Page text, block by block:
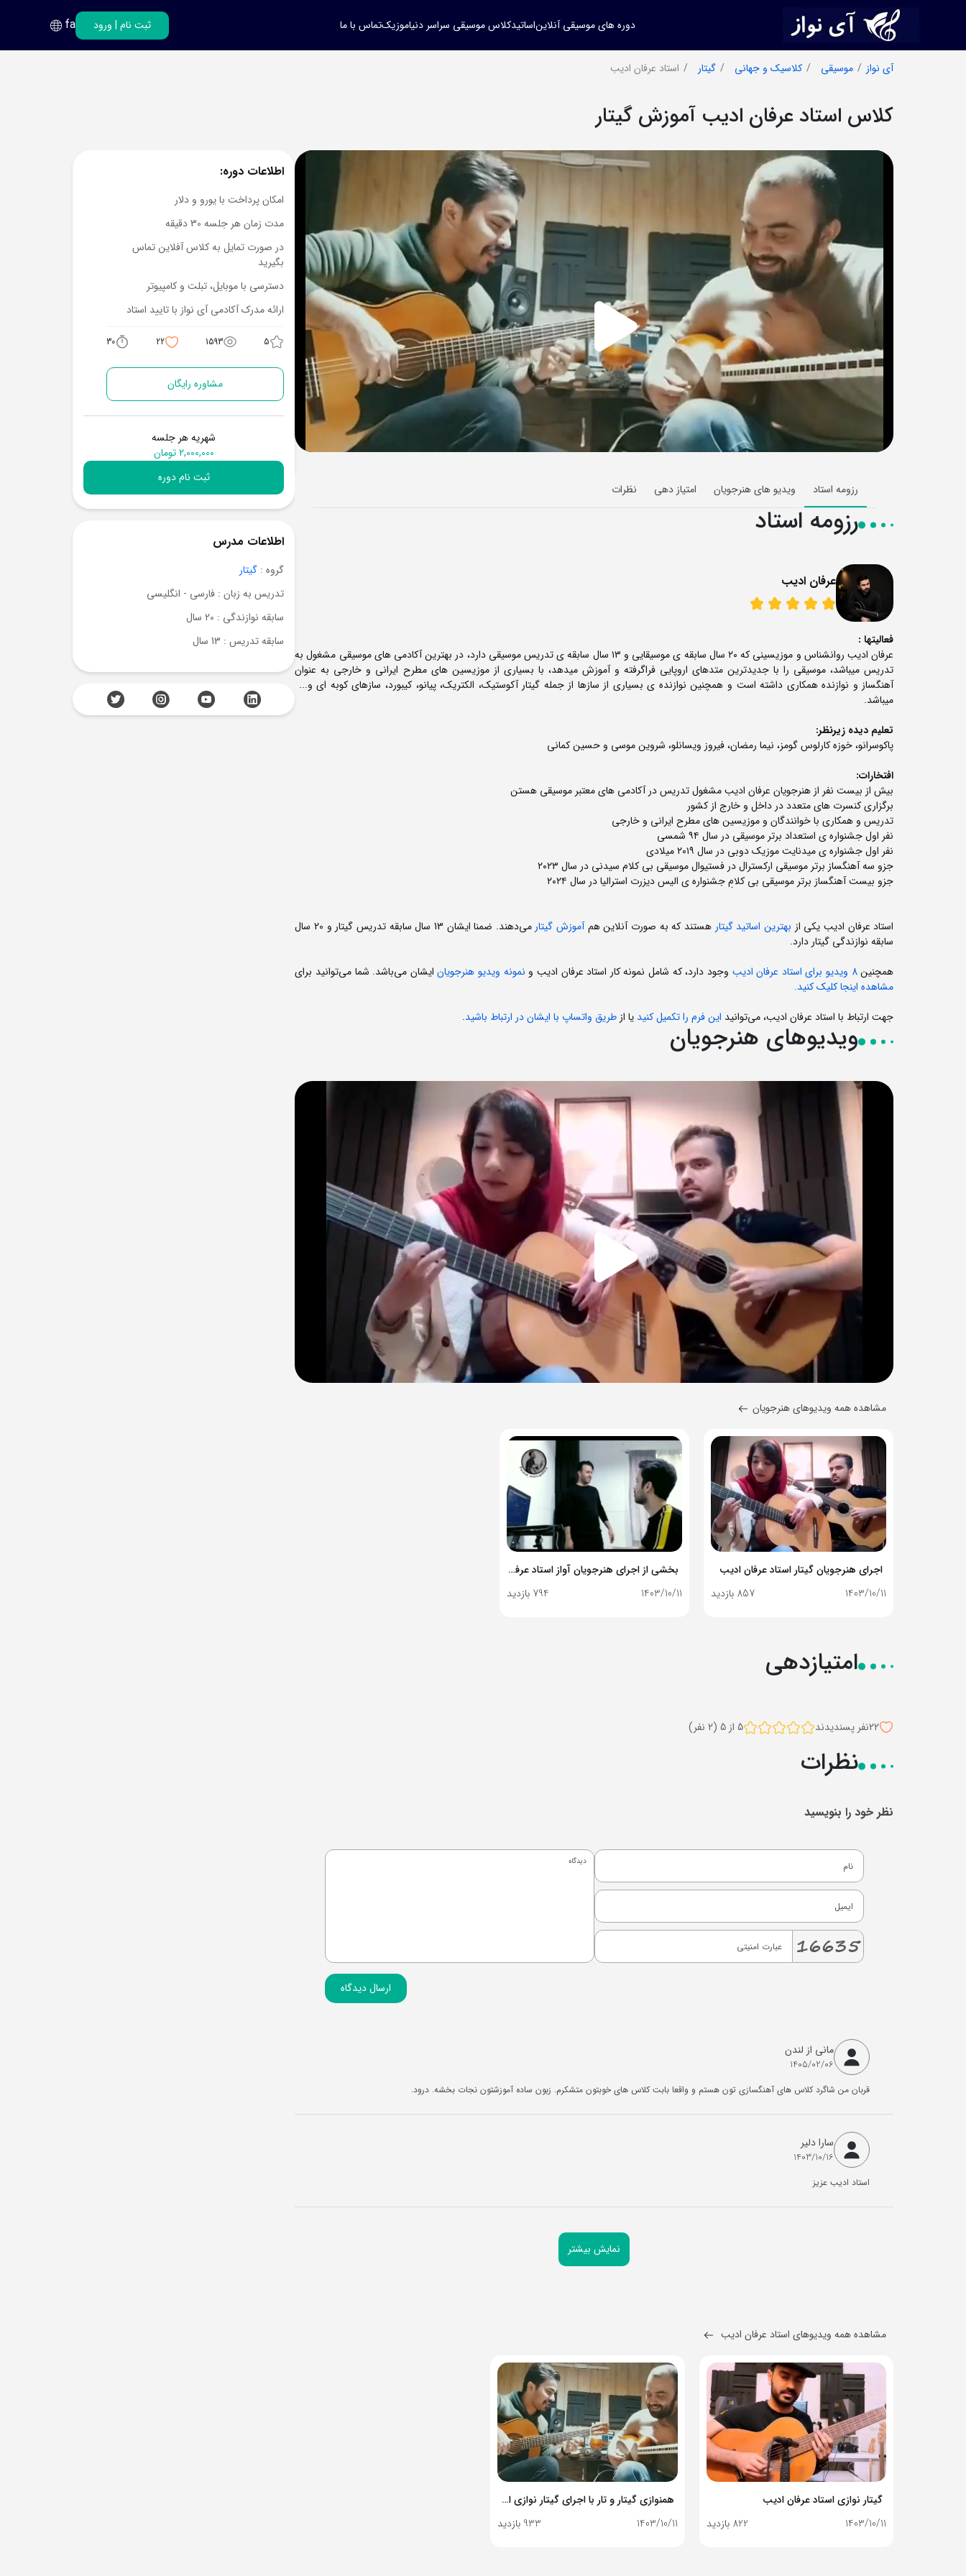
دوره های موسیقی آنلایناساتیدکلاس موسیقی سراسر دنیاموزیکتماس با ما ثبت نام | ورود
فارسی
انگلیسی
fa
آی نواز موسیقی کلاسیک و جهانی گیتار استاد عرفان ادیب
کلاس استاد عرفان ادیب آموزش گیتار
رزومه استاد ویدیو های هنرجویان امتیاز دهی نظرات
رزومه استاد
عرفان ادیب
فعالیتها :
عرفان ادیب روانشناس و موزیسینی که ۲٠ سال سابقه ی موسیقایی و ۱۳ سال سابقه ی تدریس موسیقی دارد، در بهترین آکادمی های موسیقی مشغول به
تدریس میباشد، موسیقی را با جدیدترین متدهای اروپایی فراگرفته و آموزش میدهد، با بسیاری از موزیسین های مطرح ایرانی و خارجی به عنوان
آهنگساز و نوازنده همکاری داشته است و همچنین نوازنده ی بسیاری از سازها از جمله گیتار آکوستیک، الکتریک، پیانو، کیبورد، سازهای کوبه ای و...
میباشد.
تعلیم دیده زیرنظر:
پاکوسرانو، خوزه کارلوس گومز، نیما رمضان، فیروز ویسانلو، شروین موسی و حسین کمانی
افتخارات:
بیش از بیست نفر از هنرجویان عرفان ادیب مشغول تدریس در آکادمی های معتبر موسیقی هستن
برگزاری کنسرت های متعدد در داخل و خارج از کشور
تدریس و همکاری با خوانندگان و موزیسین های مطرح ایرانی و خارجی
نفر اول جشنواره ی استعداد برتر موسیقی در سال ۹۴ شمسی
نفر اول جشنواره ی میدنایت موزیک دوبی در سال ۲٠۱۹ میلادی
جزو سه آهنگساز برتر موسیقی ارکسترال در فستیوال موسیقی بی کلام سیدنی در سال ۲٠۲۳
جزو بیست آهنگساز برتر موسیقی بی کلامِ جشنواره ی الیس دیزرت استرالیا در سال ۲٠۲۴
استاد عرفان ادیب یکی از بهترین اساتید گیتار هستند که به صورت آنلاین همآموزش گیتار
می‌دهند. ضمنا ایشان 13 سال سابقه تدریس گیتار و 20 سال
سابقه نوازندگی گیتار دارد.
همچنین8 ویدیو برای استاد عرفان ادیب وجود دارد، که شامل نمونه کار استاد عرفان ادیب و نمونه ویدیو هنرجویانایشان می‌باشد. شما می‌توانید برای
مشاهده اینجا کلیک کنید.
جهت ارتباط با استاد عرفان ادیب، می‌توانید این فرم را تکمیل کنید یا از طریق واتساپ با ایشان در ارتباط باشید.
ویدیوهای هنرجویان
مشاهده همه ویدیوهای هنرجویان
اجرای هنرجویان گیتار استاد عرفان ادیب
857 بازدید
1403/10/11
بخشی از اجرای هنرجویان آواز استاد عرفان ادیب
794 بازدید
1403/10/11
امتیازدهی
22نفر پسندیدند 5 از 5 (2 نفر)
نظرات
نظر خود را بنویسید
ارسال دیدگاه
مانی از لندن
1405/02/06
قربان من شاگرد کلاس های آهنگسازی تون هستم و واقعا بابت کلاس های خوبتون متشکرم. زبون ساده آموزشتون نجات بخشه. درود.
سارا دلیر
1403/10/16
استاد ادیب عزیز
نمایش بیشتر
اطلاعات دوره:
امکان پرداخت با یورو و دلار
مدت زمان هر جلسه 30 دقیقه
در صورت تمایل به کلاس آفلاین تماس
بگیرید
دسترسی با موبایل، تبلت و کامپیوتر
ارائه مدرک آکادمی آی نواز با تایید استاد
5
1593
22
30
مشاوره رایگان
شهریه هر جلسه
2,000,000 تومان
ثبت نام دوره
اطلاعات مدرس
گروه : گیتار
تدریس به زبان : فارسی - انگلیسی
سابقه نوازندگی : 20 سال
سابقه تدریس : 13 سال
مشاهده همه ویدیوهای استاد عرفان ادیب
گیتار نوازی استاد عرفان ادیب
822 بازدید
1403/10/11
همنوازی گیتار و تار با اجرای گیتار نوازی استاد عرفان ادیب
933 بازدید
1403/10/11